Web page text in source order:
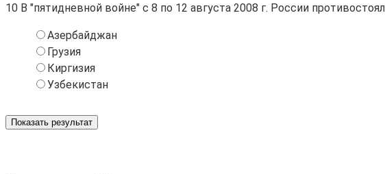
10 В "пятидневной войне" с 8 по 12 августа 2008 г. России
Азербайджан
Грузия
Киргизия
Узбекистан
Показать результат